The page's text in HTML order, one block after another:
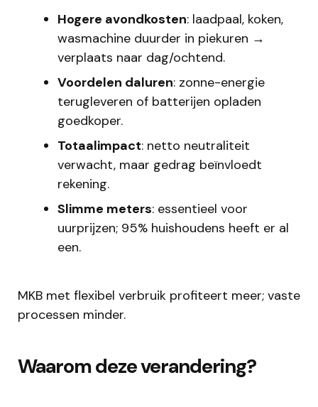
Hogere avondkosten: laadpaal, koken,
wasmachine duurder in piekuren →
verplaats naar dag/ochtend.
Voordelen daluren: zonne-energie
terugleveren of batterijen opladen
goedkoper.
Totaalimpact: netto neutraliteit
verwacht, maar gedrag beïnvloedt
rekening.
Slimme meters: essentieel voor
uurprijzen; 95% huishoudens heeft er al
een.
MKB met flexibel verbruik profiteert meer; vaste
processen minder.
Waarom deze verandering?